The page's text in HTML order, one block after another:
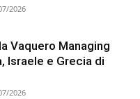
2026
Vaquero Managing
Israele e Grecia di
2026